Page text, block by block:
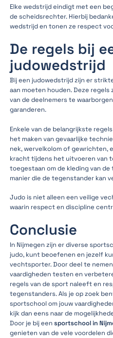
Elke wedstrijd eindigt met een
de scheidsrechter. Hierbij
wedstrijd en tonen ze respect
De regels bij
judowedstrijd
Bij een judowedstrijd zijn er
aan moeten houden. Deze
van de deelnemers te
garanderen.
Enkele van de belangrijkste
het maken van gevaarlijke
nek, wervelkolom of gewrichten,
kracht tijdens het uitvoeren van
toegestaan om de kleding van
manier die de tegenstander kan
Judo is niet alleen een veilige
waarin respect en discipline
Conclusie
In Nijmegen zijn er diverse
judo, kunt beoefenen en jezelf
vechtsporter. Door deel te
vaardigheden testen en
regels van de sport naleeft en
tegenstanders. Als je op zoek
sportschool om jouw
kijk dan eens naar de
Door je bij een sportschool in
genieten van de vele voordelen